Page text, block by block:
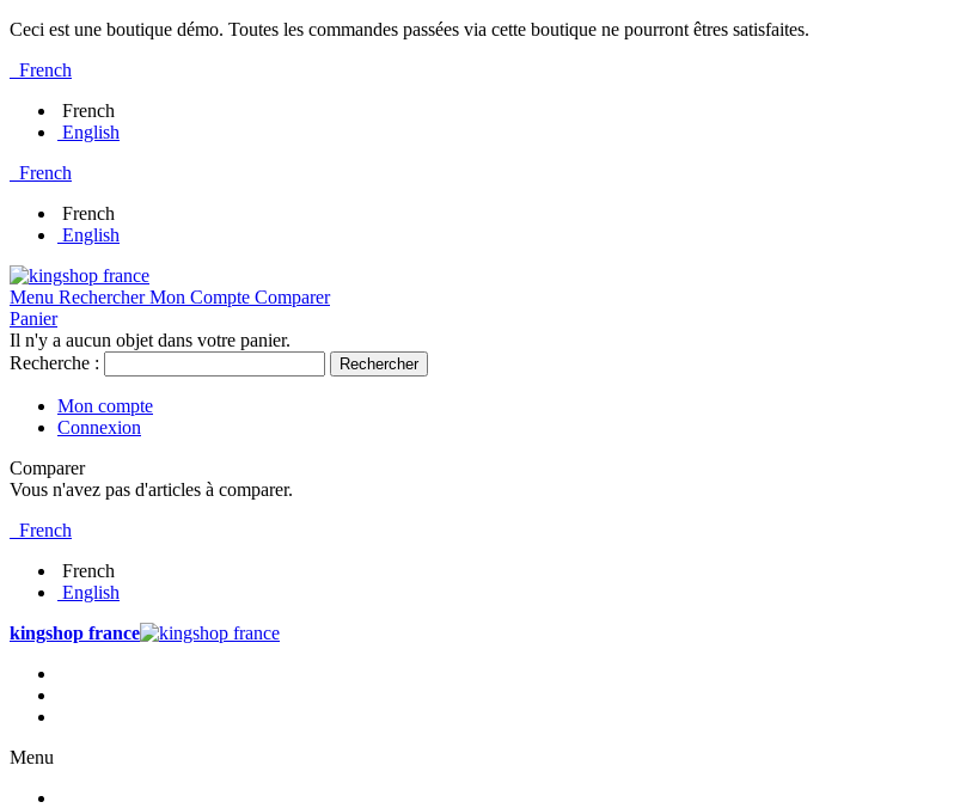
Ceci est une boutique démo. Toutes les commandes passées via cette boutique ne pourront êtres satisfaites.
French
French
English
French
French
English
Menu Rechercher Mon Compte Comparer
Panier
Il n'y a aucun objet dans votre panier.
Recherche :
Rechercher
Mon compte
Connexion
Comparer
Vous n'avez pas d'articles à comparer.
French
French
English
kingshop france
Menu